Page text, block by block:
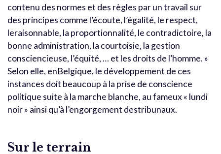
contenu des normes et des règles par un travail sur
des principes comme l’écoute, l’égalité, le respect,
leraisonnable, la proportionnalité, le contradictoire, la
bonne administration, la courtoisie, la gestion
consciencieuse, l’équité, … et les droits de l’homme. »
Selon elle, enBelgique, le développement de ces
instances doit beaucoup à la prise de conscience
politique suite à la marche blanche, au fameux « lundi
noir » ainsi qu’à l’engorgement destribunaux.
Sur le terrain